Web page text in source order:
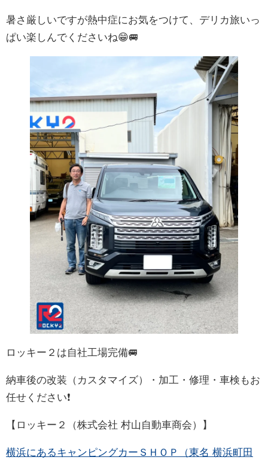
暑さ厳しいですが熱中症にお気をつけて、デリカ旅いっ
ぱい楽しんでくださいね😁🚐
ロッキー２は自社工場完備🚐
納車後の改装（カスタマイズ）・加工・修理・車検もお
任せください❗
【ロッキー２（株式会社 村山自動車商会）】
横浜にあるキャンピングカーＳＨＯＰ（東名 横浜町田